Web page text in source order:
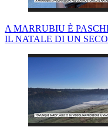
A MARRUBIU È
IL NATALE DI UN